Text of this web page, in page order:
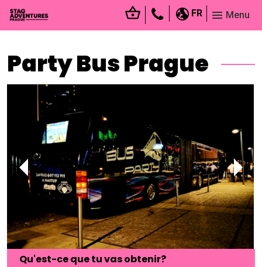
FR Menu
Party Bus Prague
Qu'est-ce que tu vas obtenir?